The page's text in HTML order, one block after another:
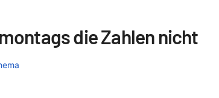
die Zahlen nicht